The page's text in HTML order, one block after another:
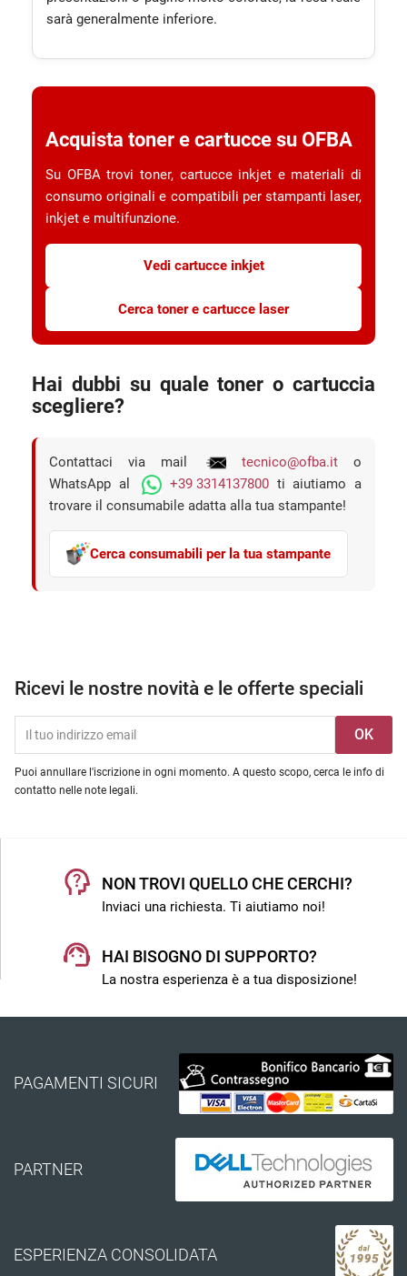
sarà generalmente inferiore.
Acquista toner e cartucce su OFBA
Su OFBA trovi toner, cartucce inkjet e materiali di
consumo originali e compatibili per stampanti laser,
inkjet e multifunzione.
Vedi cartucce inkjet
Cerca toner e cartucce laser
Hai dubbi su quale toner o cartuccia
scegliere?
Contattaci via mail tecnico@ofba.it o
WhatsApp al
+39 3314137800 ti aiutiamo a
trovare il consumabile adatta alla tua stampante!
Cerca consumabili per la tua stampante
Ricevi le nostre novità e le offerte speciali
Puoi annullare l'iscrizione in ogni momento. A questo scopo, cerca le info di
contatto nelle note legali.
NON TROVI QUELLO CHE CERCHI?
Inviaci una richiesta. Ti aiutiamo noi!
HAI BISOGNO DI SUPPORTO?
La nostra esperienza è a tua disposizione!
PAGAMENTI SICURI
PARTNER
ESPERIENZA CONSOLIDATA